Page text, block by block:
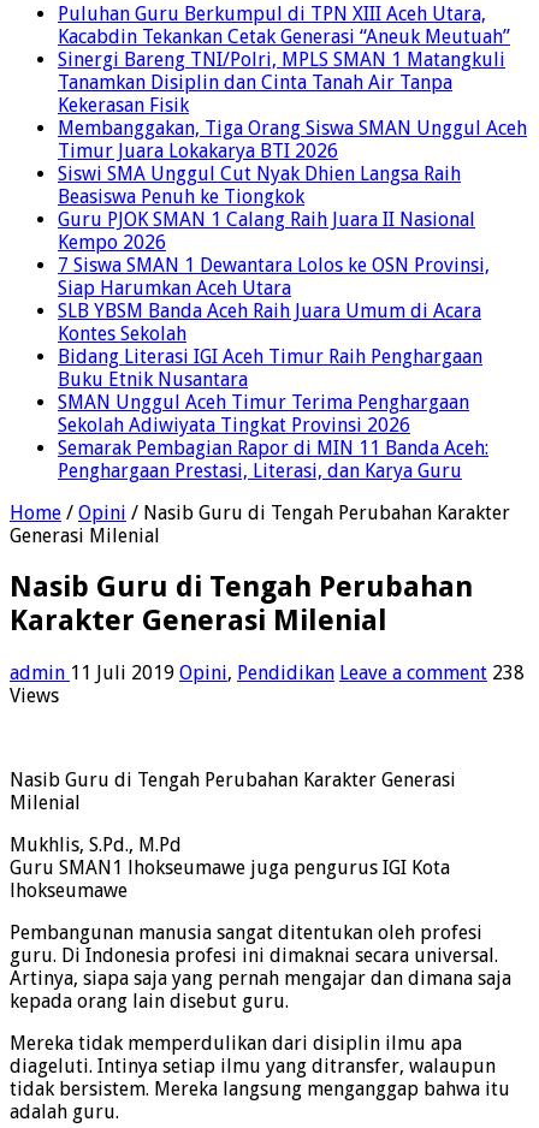
Puluhan Guru Berkumpul di TPN XIII Aceh Utara,
Kacabdin Tekankan Cetak Generasi “Aneuk Meutuah”
Sinergi Bareng TNI/Polri, MPLS SMAN 1 Matangkuli
Tanamkan Disiplin dan Cinta Tanah Air Tanpa
Kekerasan Fisik
Membanggakan, Tiga Orang Siswa SMAN Unggul Aceh
Timur Juara Lokakarya BTI 2026
Siswi SMA Unggul Cut Nyak Dhien Langsa Raih
Beasiswa Penuh ke Tiongkok
Guru PJOK SMAN 1 Calang Raih Juara II Nasional
Kempo 2026
7 Siswa SMAN 1 Dewantara Lolos ke OSN Provinsi,
Siap Harumkan Aceh Utara
SLB YBSM Banda Aceh Raih Juara Umum di Acara
Kontes Sekolah
Bidang Literasi IGI Aceh Timur Raih Penghargaan
Buku Etnik Nusantara
SMAN Unggul Aceh Timur Terima Penghargaan
Sekolah Adiwiyata Tingkat Provinsi 2026
Semarak Pembagian Rapor di MIN 11 Banda Aceh:
Penghargaan Prestasi, Literasi, dan Karya Guru
Home / Opini / Nasib Guru di Tengah Perubahan Karakter
Generasi Milenial
Nasib Guru di Tengah Perubahan
Karakter Generasi Milenial
admin 11 Juli 2019 Opini, Pendidikan Leave a comment 238
Views
Nasib Guru di Tengah Perubahan Karakter Generasi
Milenial
Mukhlis, S.Pd., M.Pd
Guru SMAN1 lhokseumawe juga pengurus IGI Kota
lhokseumawe
Pembangunan manusia sangat ditentukan oleh profesi
guru. Di Indonesia profesi ini dimaknai secara universal.
Artinya, siapa saja yang pernah mengajar dan dimana saja
kepada orang lain disebut guru.
Mereka tidak memperdulikan dari disiplin ilmu apa
diageluti. Intinya setiap ilmu yang ditransfer, walaupun
tidak bersistem. Mereka langsung menganggap bahwa itu
adalah guru.